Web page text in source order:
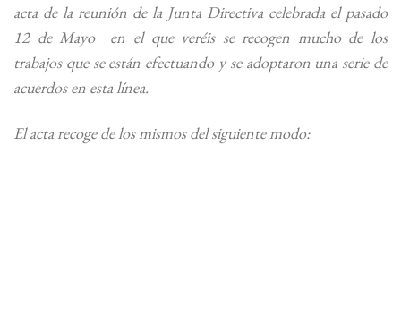
acta de la reunión de la Junta Directiva celebrada el pasado
12 de Mayo en el que veréis se recogen mucho de los
trabajos que se están efectuando y se adoptaron una serie de
acuerdos en esta línea.
El acta recoge de los mismos del siguiente modo: